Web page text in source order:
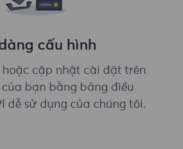
cấu hình
cập nhật cài đặt trên
bạn bằng bảng điều
dễ sử dụng của chúng tôi.